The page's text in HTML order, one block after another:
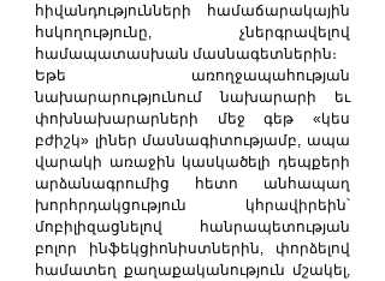
հիվանդությունների համաճարակային
հսկողությունը, չներգրավելով
համապատասխան մասնագետներին։
Եթե առողջապահության
նախարարությունում նախարարի եւ
փոխնախարարների մեջ գեթ «կես
բժիշկ» լիներ մասնագիտությամբ, ապա
վարակի առաջին կասկածելի դեպքերի
արձանագրումից հետո անհապաղ
խորհրդակցություն կհրավիրեին՝
մոբիլիզացնելով հանրապետության
բոլոր ինֆեկցիոնիստներին, փորձելով
համատեղ քաղաքականություն մշակել,